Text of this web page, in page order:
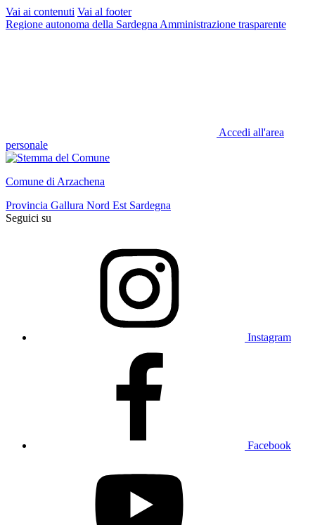
Vai ai contenuti Vai al footer
Regione autonoma della Sardegna Amministrazione trasparente
Accedi all'area
personale
Comune di Arzachena
Provincia Gallura Nord Est Sardegna
Seguici su
Instagram
Facebook